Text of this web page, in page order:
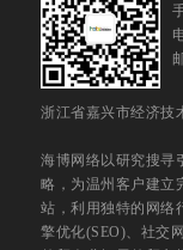
浙江省嘉兴市经济技
海博网络以研究搜寻
略，为温州客户建立
站，利用独特的网络
擎优化(SEO)、社交